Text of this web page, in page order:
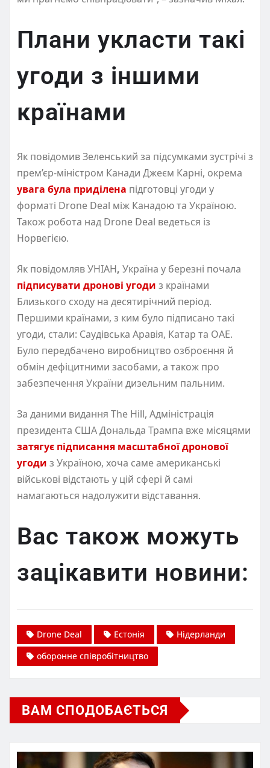
Плани укласти такі
угоди з іншими
країнами
Як повідомив Зеленський за підсумками зустрічі з
прем’єр-міністром Канади Джеєм Карні, окрема
увага була приділена підготовці угоди у
форматі Drone Deal між Канадою та Україною.
Також робота над Drone Deal ведеться із
Норвегією.
Як повідомляв УНІАН, Україна у березні почала
підписувати дронові угоди з країнами
Близького сходу на десятирічний період.
Першими країнами, з ким було підписано такі
угоди, стали: Саудівська Аравія, Катар та ОАЕ.
Було передбачено виробництво озброєння й
обмін дефіцитними засобами, а також про
забезпечення України дизельним пальним.
За даними видання The Hill, Адміністрація
президента США Дональда Трампа вже місяцями
затягує підписання масштабної дронової
угоди з Україною, хоча саме американські
військові відстають у цій сфері й самі
намагаються надолужити відставання.
Вас також можуть
зацікавити новини:
Drone Deal Естонія
Нідерланди
оборонне співробітництво
ВАМ СПОДОБАЄТЬСЯ